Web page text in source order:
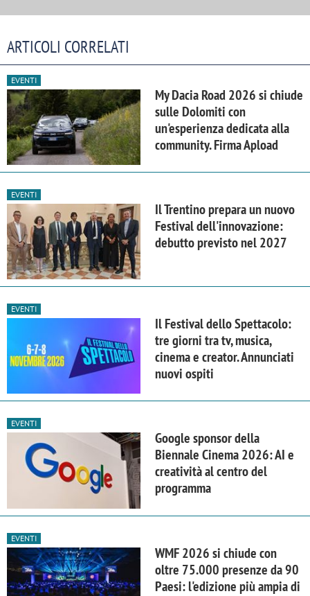
ARTICOLI CORRELATI
EVENTI
My Dacia Road 2026 si chiude
sulle Dolomiti con
un'esperienza dedicata alla
community. Firma Apload
EVENTI
Il Trentino prepara un nuovo
Festival dell'innovazione:
debutto previsto nel 2027
EVENTI
Il Festival dello Spettacolo:
tre giorni tra tv, musica,
cinema e creator. Annunciati
nuovi ospiti
EVENTI
Google sponsor della
Biennale Cinema 2026: AI e
creatività al centro del
programma
EVENTI
WMF 2026 si chiude con
oltre 75.000 presenze da 90
Paesi: l'edizione più ampia di